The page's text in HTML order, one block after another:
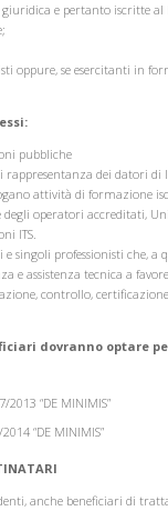
e pertanto iscritte al
oppure, se esercitanti in
pubbliche
rappresentanza dei datori di
attività di formazione
degli operatori accreditati,
ITS.
e singoli professionisti che, a
e assistenza tecnica a
controllo,
dovranno optare
2013 “DE MINIMIS”
“DE MINIMIS”
anche beneficiari di